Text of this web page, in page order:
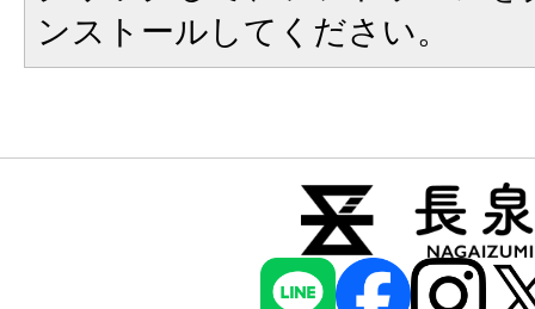
ンストールしてください。